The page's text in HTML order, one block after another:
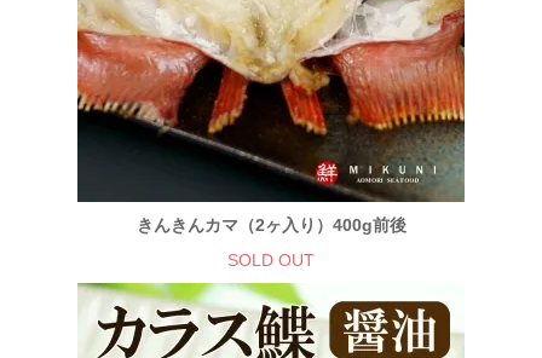
きんきんカマ（2ヶ入り）400g前後
SOLD OUT